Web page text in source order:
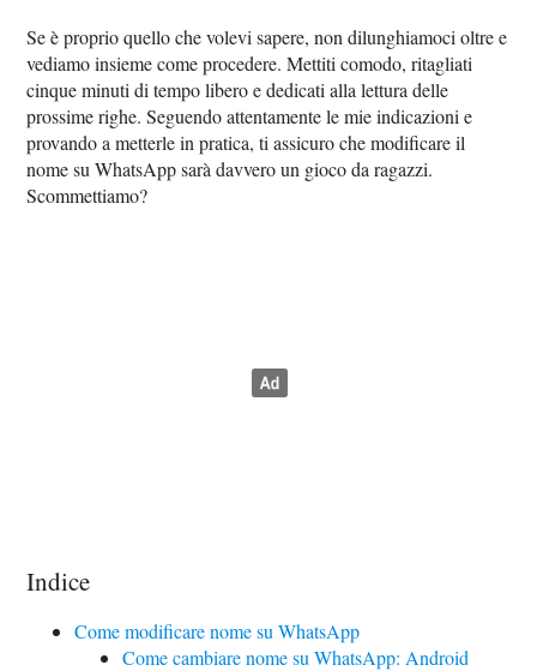
Se è proprio quello che volevi sapere, non dilunghiamoci oltre e
vediamo insieme come procedere. Mettiti comodo, ritagliati
cinque minuti di tempo libero e dedicati alla lettura delle
prossime righe. Seguendo attentamente le mie indicazioni e
provando a metterle in pratica, ti assicuro che modificare il
nome su WhatsApp sarà davvero un gioco da ragazzi.
Scommettiamo?
Indice
Come modificare nome su WhatsApp
Come cambiare nome su WhatsApp: Android